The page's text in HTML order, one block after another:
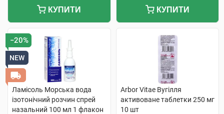
КУПИТИ КУПИТИ
−20%
NEW
Ламісоль Морська вода
ізотонічний розчин спрей
назальний 100 мл 1 флакон
Arbor Vitae Вугілля
активоване таблетки 250 мг
10 шт